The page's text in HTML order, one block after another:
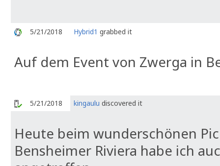
5/21/2018 Hybrid1 grabbed it
Auf dem Event von Zwerga in
5/21/2018 kingaulu discovered it
Heute beim wunderschönen
Bensheimer Riviera habe ich